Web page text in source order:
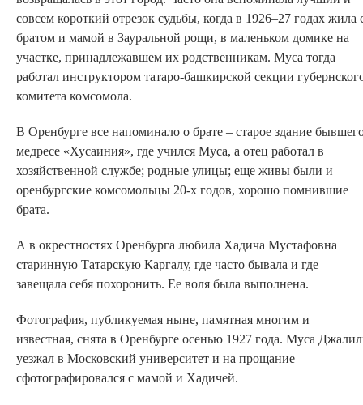
совсем короткий отрезок судьбы, когда в 1926–27 годах жила
братом и мамой в Зауральной рощи, в маленьком домике на
участке, принадлежавшем их родственникам. Муса тогда
работал инструктором татаро-башкирской секции
комитета комсомола.
В Оренбурге все напоминало о брате – старое здание
медресе «Хусаиния», где учился Муса, а отец работал в
хозяйственной службе; родные улицы; еще живы были и
оренбургские комсомольцы 20-х годов, хорошо помнившие
брата.
А в окрестностях Оренбурга любила Хадича Мустафовна
старинную Татарскую Каргалу, где часто бывала и где
завещала себя похоронить. Ее воля была выполнена.
Фотография, публикуемая ныне, памятная многим и
известная, снята в Оренбурге осенью 1927 года. Муса
уезжал в Московский университет и на прощание
сфотографировался с мамой и Хадичей.